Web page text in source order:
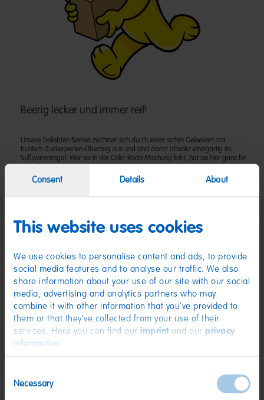
Consent Details About
This website uses cookies
We use cookies to personalise content and ads, to provide
social media features and to analyse our traffic. We also
share information about your use of our site with our social
media, advertising and analytics partners who may
combine it with other information that you’ve provided to
them or that they’ve collected from your use of their
services. Here you can find our imprintand our privacy
information
Selection
Necessary
Beerig lecker und immer reif!
Unsere beliebten Berries zeichnen sich durch einen soften Geleekern mit
buntem Zuckerperlen-Überzug aus und sind damit absolut einzigartig im
Süßwarenregal. Wer sie in der Color-Rado Mischung liebt, hat sie hier ganz für
Geliermittel: Agar-Agar; Säuerungsmittel: Citronensäure;
Farbstoff: Pflanzenkohle; Überzugsmittel: Bienenwachs weiß und gelb.
Kann Spuren von MILCH, WEIZEN enthalten.
Nährwerte
Nährwerte pro 100 g
1486 kJ/350 kcal
Fett:
Kohlenhydrate: